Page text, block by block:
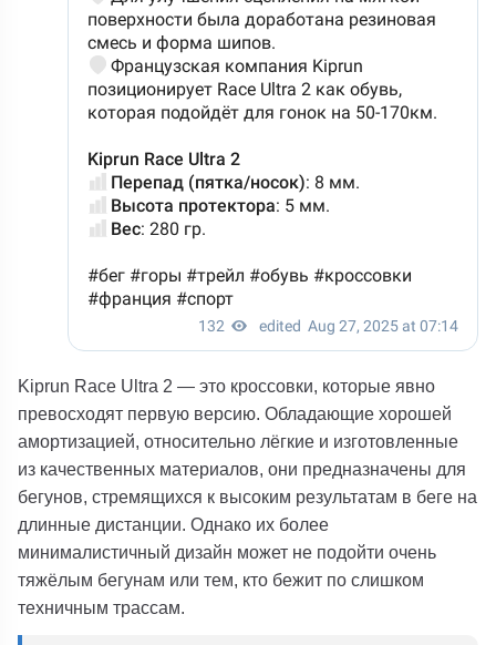
Kiprun Race Ultra 2 — это кроссовки, которые явно
превосходят первую версию. Обладающие хорошей
амортизацией, относительно лёгкие и изготовленные
из качественных материалов, они предназначены для
бегунов, стремящихся к высоким результатам в беге на
длинные дистанции. Однако их более
минималистичный дизайн может не подойти очень
тяжёлым бегунам или тем, кто бежит по слишком
техничным трассам.